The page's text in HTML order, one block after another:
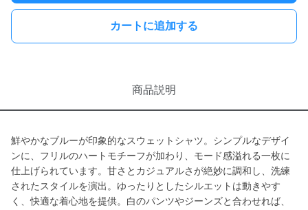
カートに追加する
商品説明
鮮やかなブルーが印象的なスウェットシャツ。シンプルなデザイ
ンに、フリルのハートモチーフが加わり、モード感溢れる一枚に
仕上げられています。甘さとカジュアルさが絶妙に調和し、洗練
されたスタイルを演出。ゆったりとしたシルエットは動きやす
く、快適な着心地を提供。白のパンツやジーンズと合わせれば、